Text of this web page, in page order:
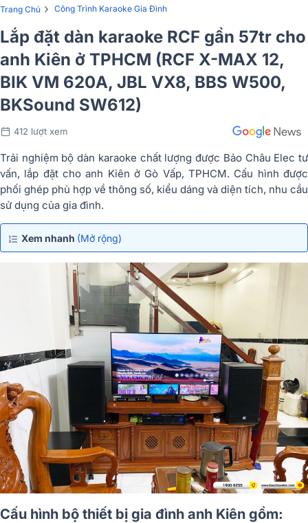
Trang Chủ › Công Trình Karaoke Gia Đình
Lắp đặt dàn karaoke RCF gần 57tr cho
anh Kiên ở TPHCM (RCF X-MAX 12,
BIK VM 620A, JBL VX8, BBS W500,
BKSound SW612)
412 lượt xem
Trải nghiệm bộ dàn karaoke chất lượng được Bảo Châu Elec tư
vấn, lắp đặt cho anh Kiên ở Gò Vấp, TPHCM. Cấu hình được
phối ghép phù hợp về thông số, kiểu dáng và diện tích, nhu cầu
sử dụng của gia đình.
Xem nhanh (Mở rộng)
Cấu hình bộ thiết bị gia đình anh Kiên gồm: